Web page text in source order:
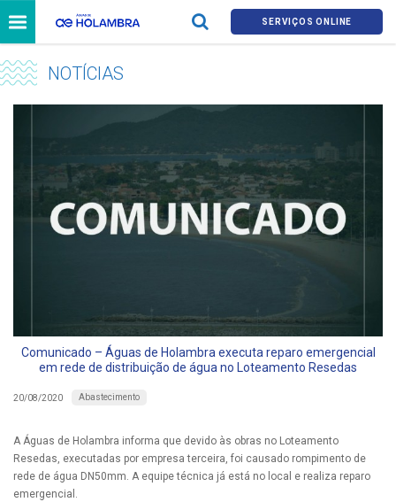
SERVIÇOS ONLINE
NOTÍCIAS
Comunicado – Águas de Holambra executa reparo emergencial
em rede de distribuição de água no Loteamento Resedas
20/08/2020 Abastecimento
A Águas de Holambra informa que devido às obras no Loteamento
Resedas, executadas por empresa terceira, foi causado rompimento de
rede de água DN50mm. A equipe técnica já está no local e realiza reparo
emergencial.